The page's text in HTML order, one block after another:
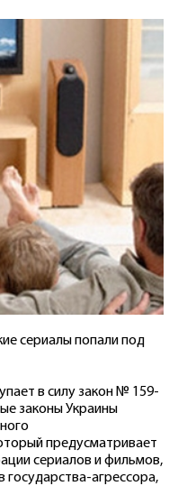
сериалы попали под
в силу закон № 159-
законы Украины
предусматривает
сериалов и фильмов,
агрессора,